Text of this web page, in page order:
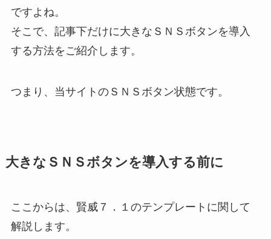
ですよね。
そこで、記事下だけに大きなＳＮＳボタンを導入
する方法をご紹介します。
つまり、当サイトのＳＮＳボタン状態です。
大きなＳＮＳボタンを導入する前に
ここからは、賢威７．１のテンプレートに関して
解説します。